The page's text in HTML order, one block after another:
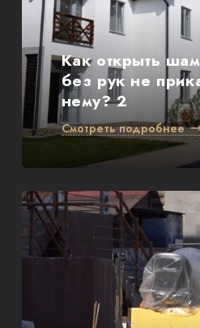
Как открыть
без рук не
нему? 2
Смотреть подробнее